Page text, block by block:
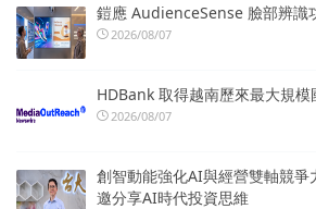
鎧應 AudienceSense 臉部辨識
2026/08/07
HDBank 取得越南歷來最大規模
2026/08/07
創智動能強化AI與經營雙軸競爭
邀分享AI時代投資思維